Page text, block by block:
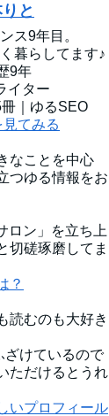
と
ス9年目。
暮らしてます♪
9年
ター
｜ゆるSEO
てみる
なことを中心
つゆる情報をお
ロン」を立ち上
切磋琢磨してま
？
読むのも大好き
ざけているので
ただけるとうれ
いプロフィール